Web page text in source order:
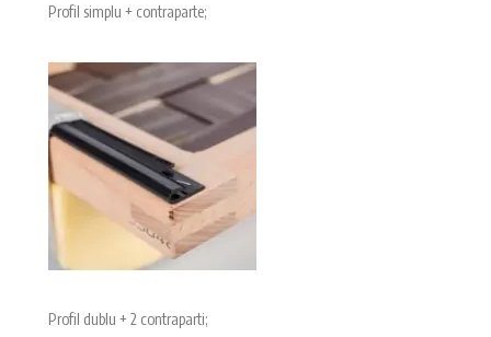
Profil simplu + contraparte;
Profil dublu + 2 contraparti;